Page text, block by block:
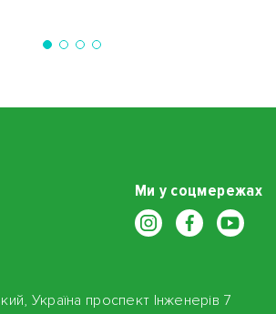
Ми у соцмережах
Україна проспект Інженерів 7